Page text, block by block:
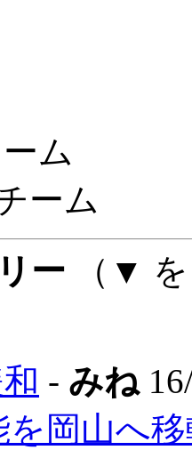
ム
ーム
ー （▼
- みね
を岡山へ